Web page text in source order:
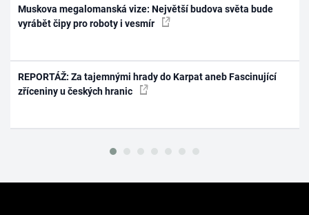
Muskova megalomanská vize: Největší budova světa bude
vyrábět čipy pro roboty i vesmír
REPORTÁŽ: Za tajemnými hrady do Karpat aneb Fascinující
zříceniny u českých hranic